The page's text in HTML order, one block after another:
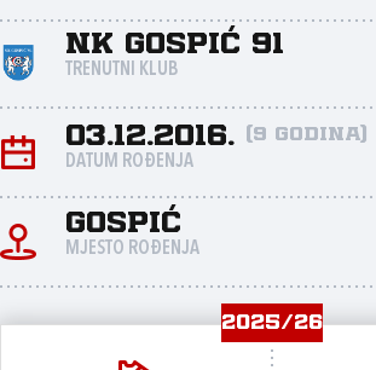
NK Gospić 91
TRENUTNI KLUB
03.12.2016. (9 godina)
DATUM ROĐENJA
Gospić
MJESTO ROĐENJA
2025/26